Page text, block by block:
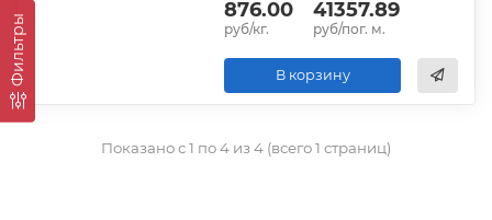
Фильтры
876.00
руб/кг.
41357.89
руб/пог. м.
В корзину
Показано с 1 по 4 из 4 (всего 1 страниц)